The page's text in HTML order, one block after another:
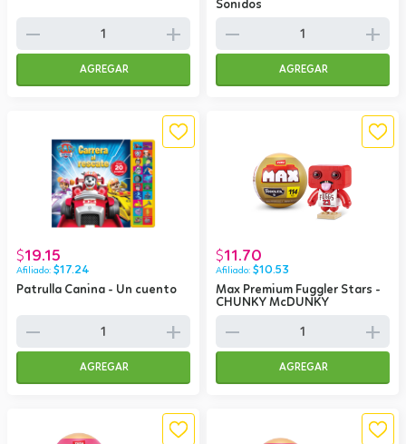
remove add
AGREGAR
Sonidos
remove add
AGREGAR
Patrulla Canina - Un cuento
$19.15
$17.24
remove add
AGREGAR
Max Premium Fuggler Stars -
CHUNKY McDUNKY
$11.70
$10.53
remove add
AGREGAR